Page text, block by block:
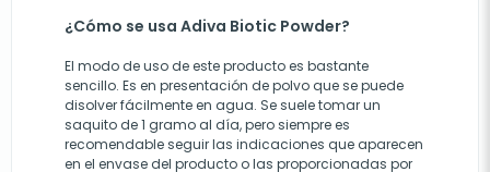
¿Cómo se usa Adiva Biotic Powder?
El modo de uso de este producto es bastante
sencillo. Es en presentación de polvo que se puede
disolver fácilmente en agua. Se suele tomar un
saquito de 1 gramo al día, pero siempre es
recomendable seguir las indicaciones que aparecen
en el envase del producto o las proporcionadas por